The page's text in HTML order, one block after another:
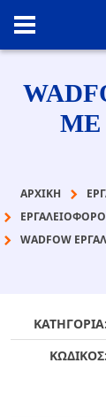
ΜΕ
ΑΡΧΙΚΉ
WADFOW
ΚΑΤΗΓΟΡΙΑ:
ΚΩΔΙΚΟΣ: